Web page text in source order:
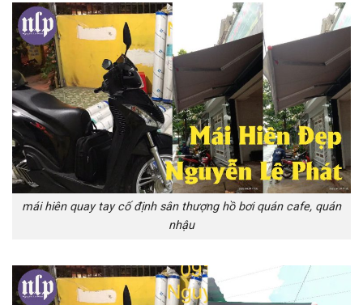
mái hiên quay tay cố định sân thượng hồ bơi quán cafe, quán
nhậu